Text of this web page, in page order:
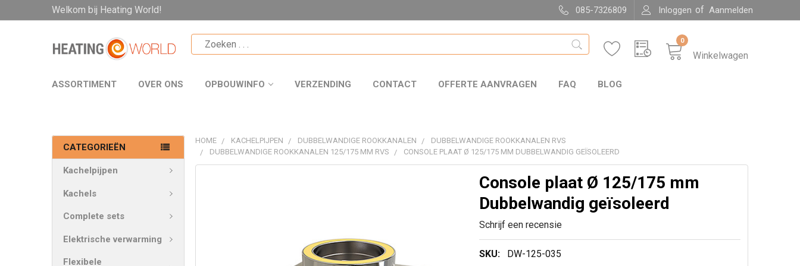
Welkom bij Heating World! 085-7326809 Inloggen of Aanmelden
Winkelwagen
0
ASSORTIMENT OVER ONS OPBOUWINFO VERZENDING CONTACT OFFERTE AANVRAGEN FAQ BLOG
CATEGORIEËN
Kachelpijpen
Kachels
Complete sets
Elektrische verwarming
Flexibele
HOME KACHELPIJPEN DUBBELWANDIGE ROOKKANALEN
DUBBELWANDIGE ROOKKANALEN RVS
DUBBELWANDIGE ROOKKANALEN 125/175 MM RVS
CONSOLE PLAAT Ø 125/175 MM DUBBELWANDIG GEÏSOLEERD
Console plaat Ø 125/175 mm
Dubbelwandig geïsoleerd
Schrijf een recensie
SKU: DW-125-035